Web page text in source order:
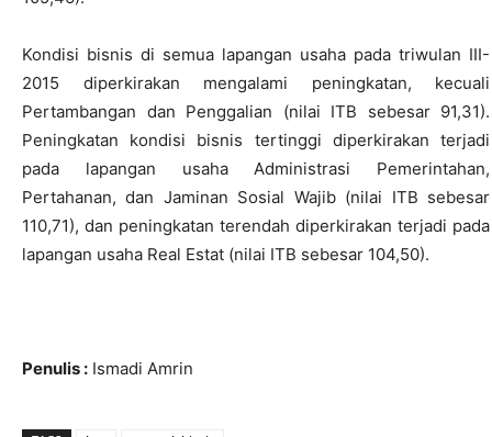
Kondisi bisnis di semua lapangan usaha pada triwulan III-
2015 diperkirakan mengalami peningkatan, kecuali
Pertambangan dan Penggalian (nilai ITB sebesar 91,31).
Peningkatan kondisi bisnis tertinggi diperkirakan terjadi
pada lapangan usaha Administrasi Pemerintahan,
Pertahanan, dan Jaminan Sosial Wajib (nilai ITB sebesar
110,71), dan peningkatan terendah diperkirakan terjadi pada
lapangan usaha Real Estat (nilai ITB sebesar 104,50).
Penulis : Ismadi Amrin